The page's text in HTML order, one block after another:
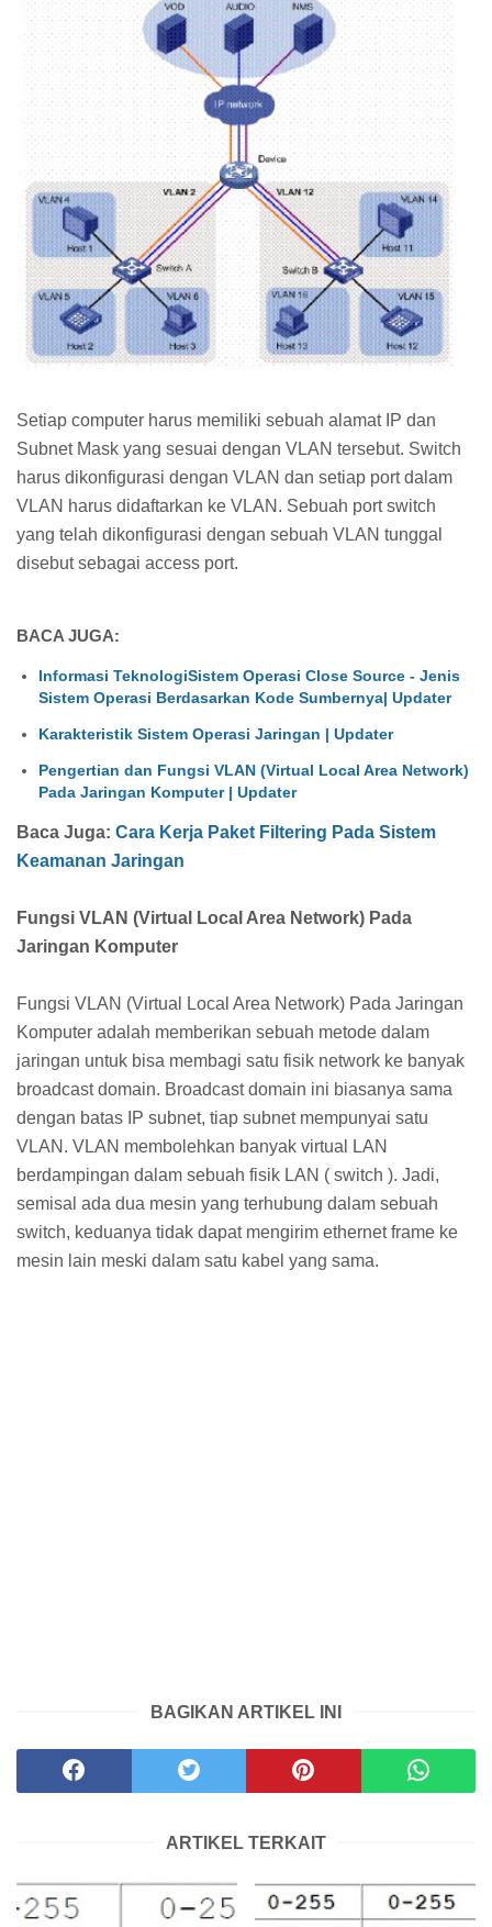
Setiap computer harus memiliki sebuah alamat IP dan
Subnet Mask yang sesuai dengan VLAN tersebut. Switch
harus dikonfigurasi dengan VLAN dan setiap port dalam
VLAN harus didaftarkan ke VLAN. Sebuah port switch
yang telah dikonfigurasi dengan sebuah VLAN tunggal
disebut sebagai access port.
BACA JUGA:
Informasi TeknologiSistem Operasi Close Source - Jenis
Sistem Operasi Berdasarkan Kode Sumbernya| Updater
Karakteristik Sistem Operasi Jaringan | Updater
Pengertian dan Fungsi VLAN (Virtual Local Area Network)
Pada Jaringan Komputer | Updater
Baca Juga: Cara Kerja Paket Filtering Pada Sistem
Keamanan Jaringan
Fungsi VLAN (Virtual Local Area Network) Pada
Jaringan Komputer
Fungsi VLAN (Virtual Local Area Network) Pada Jaringan
Komputer adalah memberikan sebuah metode dalam
jaringan untuk bisa membagi satu fisik network ke banyak
broadcast domain. Broadcast domain ini biasanya sama
dengan batas IP subnet, tiap subnet mempunyai satu
VLAN. VLAN membolehkan banyak virtual LAN
berdampingan dalam sebuah fisik LAN ( switch ). Jadi,
semisal ada dua mesin yang terhubung dalam sebuah
switch, keduanya tidak dapat mengirim ethernet frame ke
mesin lain meski dalam satu kabel yang sama.
BAGIKAN ARTIKEL INI
ARTIKEL TERKAIT